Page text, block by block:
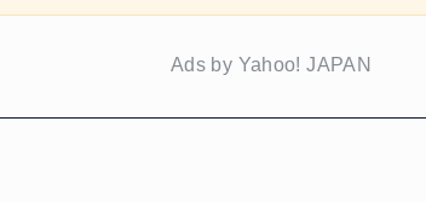
Ads by Yahoo! JAPAN